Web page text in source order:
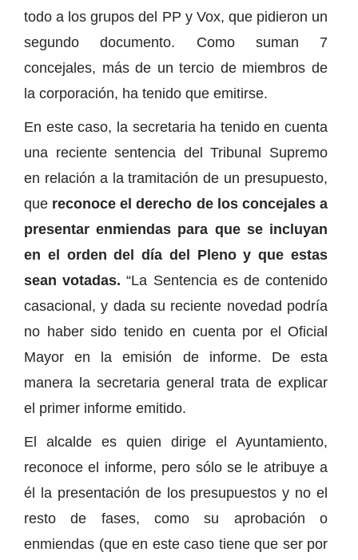
todo a los grupos del PP y Vox, que pidieron un
segundo documento. Como suman 7
concejales, más de un tercio de miembros de
la corporación, ha tenido que emitirse.
En este caso, la secretaria ha tenido en cuenta
una reciente sentencia del Tribunal Supremo
en relación a la tramitación de un presupuesto,
que reconoce el derecho de los concejales a
presentar enmiendas para que se incluyan
en el orden del día del Pleno y que estas
sean votadas. “La Sentencia es de contenido
casacional, y dada su reciente novedad podría
no haber sido tenido en cuenta por el Oficial
Mayor en la emisión de informe. De esta
manera la secretaria general trata de explicar
el primer informe emitido.
El alcalde es quien dirige el Ayuntamiento,
reconoce el informe, pero sólo se le atribuye a
él la presentación de los presupuestos y no el
resto de fases, como su aprobación o
enmiendas (que en este caso tiene que ser por